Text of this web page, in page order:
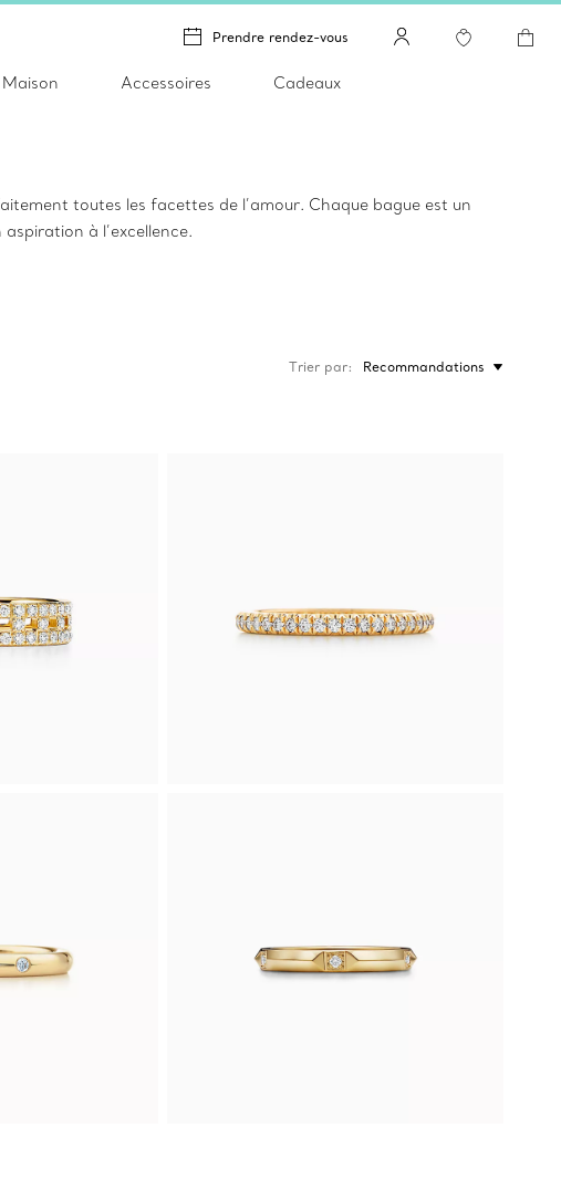
Prendre rendez-vous
Maison Accessoires Cadeaux
toutes les facettes de l’amour. Chaque bague est un
à l’excellence.
Trier par Recommandations